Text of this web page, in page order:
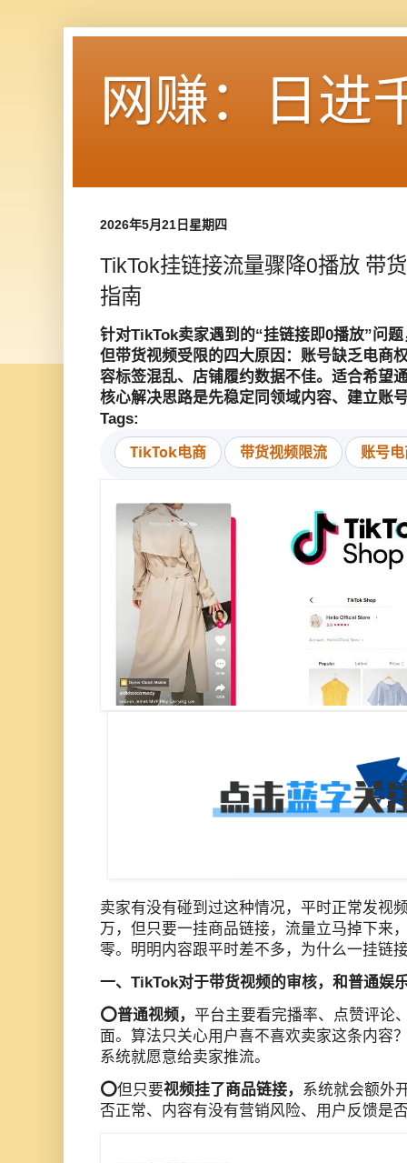
网赚：日进
2026年5月21日星期四
TikTok挂链接流量骤降0播放 带
指南
针对TikTok卖家遇到的“挂链接即0播放”问
但带货视频受限的四大原因：账号缺乏电商
容标签混乱、店铺履约数据不佳。适合希望
核心解决思路是先稳定同领域内容、建立账
Tags:
TikTok电商 带货视频限流 账号
卖家有没有碰到过这种情况，平时正常发视
万，但只要一挂商品链接，流量立马掉下来
零。明明内容跟平时差不多，为什么一挂链
一、TikTok对于带货视频的审核，和普通娱
⭕️普通视频， 平台主要看完播率、点赞评论
面。算法只关心用户喜不喜欢卖家这条内容
系统就愿意给卖家推流。
⭕️但只要视频挂了商品链接， 系统就会额外
否正常、内容有没有营销风险、用户反馈是